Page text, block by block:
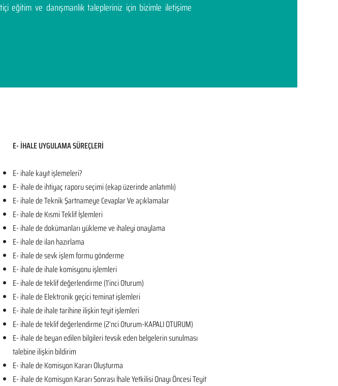
eğitim ve danışmanlık talepleriniz için bizimle iletişime
E- İHALE UYGULAMA SÜREÇLERİ
E- ihale kayıt işlemeleri?
E- ihale de ihtiyaç raporu seçimi (ekap üzerinde anlatımlı)
E- ihale de Teknik Şartnameye Cevaplar Ve açıklamalar
E- ihale de Kısmi Teklif İşlemleri
E- ihale de dokümanları yükleme ve ihaleyi onaylama
E- ihale de ilan hazırlama
E- ihale de sevk işlem formu gönderme
E- ihale de ihale komisyonu işlemleri
E- ihale de teklif değerlendirme (1’inci Oturum)
E- ihale de Elektronik geçici teminat işlemleri
E- ihale de ihale tarihine ilişkin teyit işlemleri
E- ihale de teklif değerlendirme (2’nci Oturum-KAPALI OTURUM)
E- ihale de beyan edilen bilgileri tevsik eden belgelerin sunulması
talebine ilişkin bildirim
E- ihale de Komisyon Kararı Oluşturma
E- ihale de Komisyon Kararı Sonrası İhale Yetkilisi Onayı Öncesi Teyit